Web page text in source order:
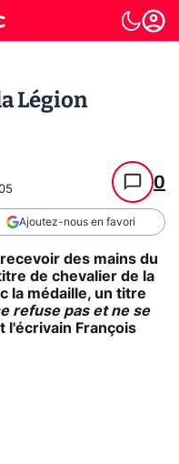
Légion
0
Ajoutez-nous en favori
des mains du
de chevalier de la
la médaille, un titre
refuse pas et ne se
l'écrivain François